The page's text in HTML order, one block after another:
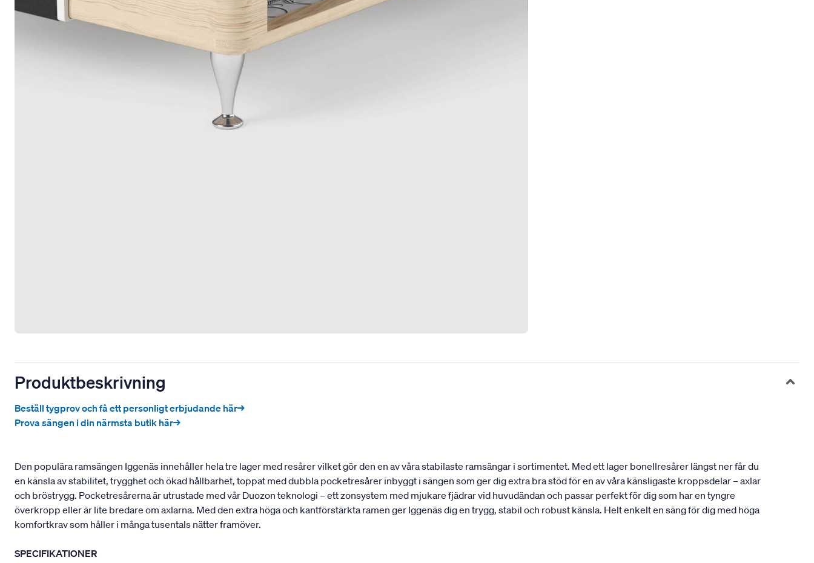
Produktbeskrivning
Beställ tygprov och få ett personligt erbjudande här→
Prova sängen i din närmsta butik här→
Den populära ramsängen Iggenäs innehåller hela tre lager med resårer vilket gör den en av våra stabilaste ramsängar i sortimentet. Med ett lager bonellresårer längst ner får du
en känsla av stabilitet, trygghet och ökad hållbarhet, toppat med dubbla pocketresårer inbyggt i sängen som ger dig extra bra stöd för en av våra känsligaste kroppsdelar – axlar
och bröstrygg. Pocketresårerna är utrustade med vår Duozon teknologi – ett zonsystem med mjukare fjädrar vid huvudändan och passar perfekt för dig som har en tyngre
överkropp eller är lite bredare om axlarna. Med den extra höga och kantförstärkta ramen ger Iggenäs dig en trygg, stabil och robust känsla. Helt enkelt en säng för dig med höga
komfortkrav som håller i många tusentals nätter framöver.
SPECIFIKATIONER